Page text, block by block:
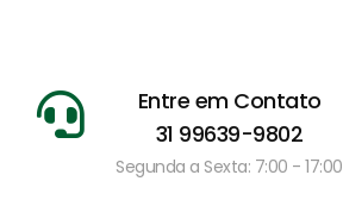
Entre em Contato
31 99639-9802
Segunda a Sexta: 7:00 - 17:00